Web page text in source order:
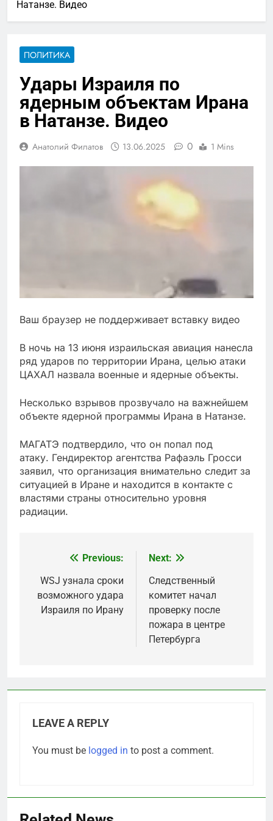
Натанзе. Видео
ПОЛИТИКА
Удары Израиля по
ядерным объектам Ирана
в Натанзе. Видео
Анатолий Филатов 13.06.2025 0 1 Mins
Ваш браузер не поддерживает вставку видео
В ночь на 13 июня израильская авиация нанесла
ряд ударов по территории Ирана, целью атаки
ЦАХАЛ назвала военные и ядерные объекты.
Несколько взрывов прозвучало на важнейшем
объекте ядерной программы Ирана в Натанзе.
МАГАТЭ подтвердило, что он попал под
атаку. Гендиректор агентства Рафаэль Гросси
заявил, что организация внимательно следит за
ситуацией в Иране и находится в контакте с
властями страны относительно уровня
радиации.
navigation
Previous:
WSJ узнала сроки
возможного удара
Израиля по Ирану
Next:
Следственный
комитет начал
проверку после
пожара в центре
Петербурга
LEAVE A REPLY
You must be logged in to post a comment.